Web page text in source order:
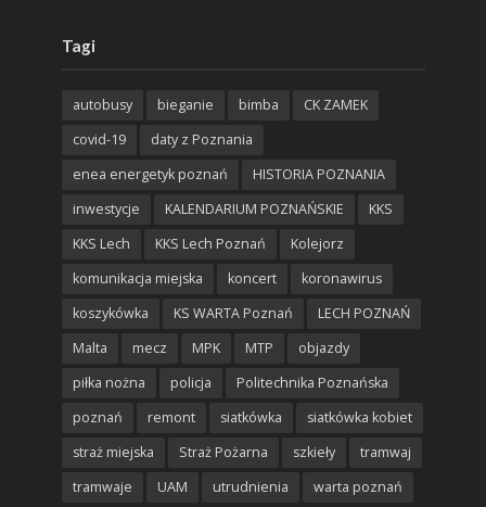
Tagi
autobusy bieganie bimba
CK ZAMEK
covid-19
daty z Poznania
enea energetyk poznań
HISTORIA POZNANIA
inwestycje
KALENDARIUM POZNAŃSKIE
KKS
KKS Lech
KKS Lech Poznań
Kolejorz
komunikacja miejska
koncert
koronawirus
koszykówka
KS WARTA Poznań
LECH POZNAŃ
Malta
mecz MPK MTP
objazdy
piłka nożna
policja
Politechnika Poznańska
poznań
remont siatkówka
siatkówka kobiet
straż miejska
Straż Pożarna szkieły
tramwaj
tramwaje
UAM utrudnienia warta poznań